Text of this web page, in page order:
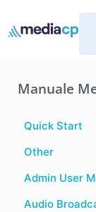
Manuale
Quick Start
Other
Admin User
Audio